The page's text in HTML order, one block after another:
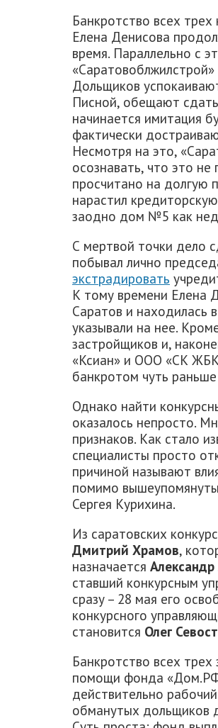
Банкротство всех
Елена Денисова
время. Параллельно с
Дольщиков
Писной, обещают
начинается имитация
фактически
Несмотря на это,
осознавать, что это
просчитано на долгую
нарастил
заодно дом №5 как
С мертвой точки дело
побывал лично
экстрадировать
К тому времени Елена
Саратов и находилась
указывали на нее.
застройщиков и,
«Ксиан» и ООО «СК
банкротом чуть
Однако найти
оказалось непросто.
признаков. Как стало
специалисты просто
причиной называют
помимо
Сергея Курихина.
Из саратовских
Дмитрий Храмов,
назначается
ставший конкурсным
сразу – 28 мая его
конкурсного
становится Олег
Банкротство всех
помощи фонда
действительно
обманутых дольщиков